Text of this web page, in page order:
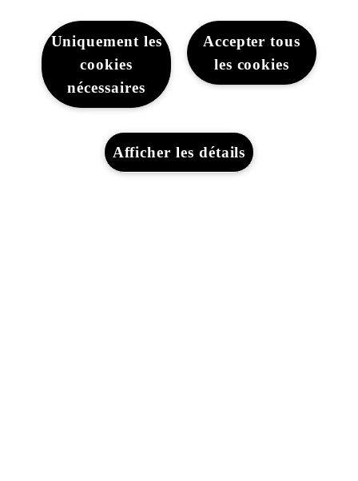
Voitures d'occasion
Brochures et documentations
Voiture hybride
Nos offres pour les particuliers
Nos offres pour les professionnels
Je suis indépendant
Je suis gestionnaire de flotte
Accepter tous
les cookies
Uniquement les
cookies
nécessaires
Afficher les détails